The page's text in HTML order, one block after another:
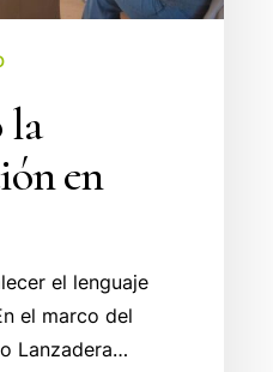
la
en
el lenguaje
el marco del
Lanzadera…